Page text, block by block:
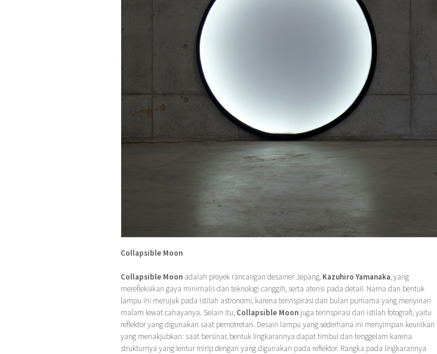
Collapsible Moon
Collapsible Moon adalah proyek rancangan desainer Jepang, Kazuhiro Yamanaka, yang
merefleksikan gaya minimalis dan teknologi canggih, serta atensi pada detail. Nama dan bentuk
lampu ini merujuk pada istilah astronomi, karena terinspirasi dari bulan purnama yang menyinari
malam lewat cahayanya. Selain itu, Collapsible Moon juga terinspirasi dari istilah fotografi, yaitu
reflektor yang digunakan saat pemotretan. Desain lampu yang sederhana ini menyimpan keunikan
yang menakjubkan: saat bersinar, bentuk lingkarannya dapat timbul dan tenggelam karena
strukturnya yang lentur mirip dengan yang digunakan pada reflektor. Rangka pada lingkarannya